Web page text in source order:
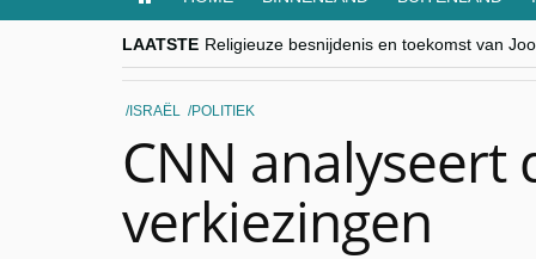
LAATSTE Religieuze besnijdenis en toekomst van
“Besnijdenisdebat toont hoe moeilijk
CITYTRIP | ROEMENIË – Boekarest: de
“Vandaag zit elke Jood in België op de
ISRAËL POLITIEK
CNN analyseert
verkiezingen